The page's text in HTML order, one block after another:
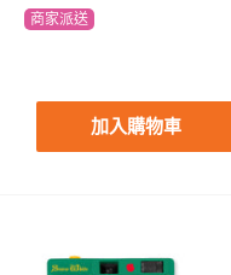
商家派送
加入購物車